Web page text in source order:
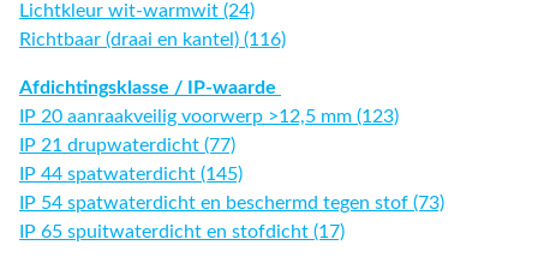
Lichtkleur wit-warmwit (24)
Richtbaar (draai en kantel) (116)
Afdichtingsklasse / IP-waarde
IP 20 aanraakveilig voorwerp >12,5 mm (123)
IP 21 drupwaterdicht (77)
IP 44 spatwaterdicht (145)
IP 54 spatwaterdicht en beschermd tegen stof (73)
IP 65 spuitwaterdicht en stofdicht (17)